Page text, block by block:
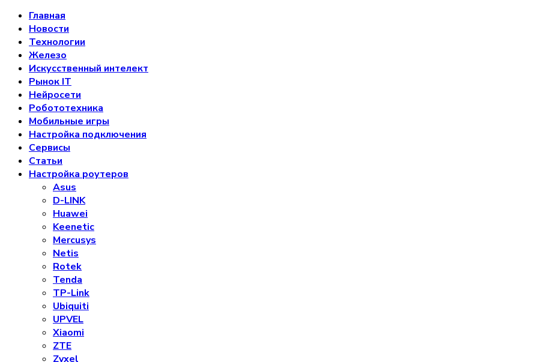
Главная
Новости
Технологии
Железо
Искусственный интелект
Рынок IT
Нейросети
Робототехника
Мобильные игры
Настройка подключения
Сервисы
Статьи
Настройка роутеров
Asus
D-LINK
Huawei
Keenetic
Mercusys
Netis
Rotek
Tenda
TP-Link
Ubiquiti
UPVEL
Xiaomi
ZTE
Zyxel